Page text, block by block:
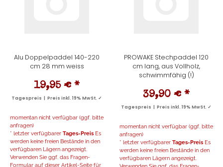
Alu Doppelpaddel 140-220
cm 28 mm weiss
19,95 € *
Tagespreis | Preis inkl. 19% MwSt. ✓
momentan nicht verfügbar (ggf. bitte
anfragen)
* letzter verfügbarer Tages-Preis Es
werden keine freien Bestände in den
verfügbaren Lägern angezeigt.
Verwenden Sie ggf. das Fragen-
Formular auf dieser Artikel-Seite für
PROWAKE Stechpaddel 120
cm lang, aus Vollholz,
schwimmfähig (!)
39,90 € *
Tagespreis | Preis inkl. 19% MwSt. ✓
momentan nicht verfügbar (ggf. bitte
anfragen)
* letzter verfügbarer Tages-Preis Es
werden keine freien Bestände in den
verfügbaren Lägern angezeigt.